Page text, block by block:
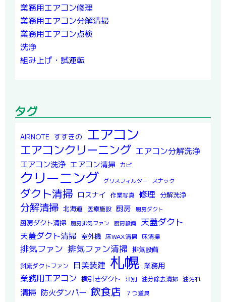
業務用エアコン修理
業務用エアコン分解清掃
業務用エアコン点検
洗浄
組み上げ・試運転
タグ
AIRNOTE すすきの エアコン
エアコンクリーニング エアコン分解洗浄
エアコン洗浄 エアコン清掃 カビ
クリーニング グリスフィルター スナック
ダクト清掃 ロスナイ 作業写真 修理 分解洗浄
分解清掃 北海道 医療施設 厨房 厨房ダクト
厨房ダクト清掃 厨房排気ファン 厨房設備 天蓋ダクト
天蓋ダクト清掃 室外機 床WAX清掃 床清掃
排気ファン 排気ファン清掃 排気設備
斜流ダクトファン 日美装建 札幌 業務用
業務用エアコン 横引きダクト 江別 油分除去清掃 油汚れ
清掃 防火ダンパー 飲食店 ７つ道具